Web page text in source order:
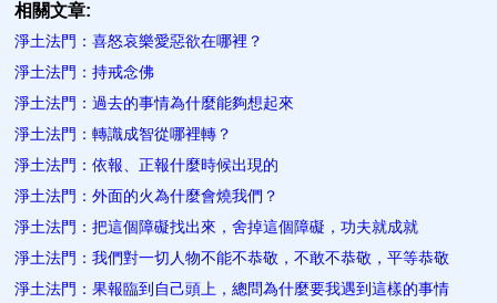
相關文章:
淨土法門：喜怒哀樂愛惡欲在哪裡？
淨土法門：持戒念佛
淨土法門：過去的事情為什麼能夠想起來
淨土法門：轉識成智從哪裡轉？
淨土法門：依報、正報什麼時候出現的
淨土法門：外面的火為什麼會燒我們？
淨土法門：把這個障礙找出來，舍掉這個障礙，功夫就成就
淨土法門：我們對一切人物不能不恭敬，不敢不恭敬，平等恭敬
淨土法門：果報臨到自己頭上，總問為什麼要我遇到這樣的事情